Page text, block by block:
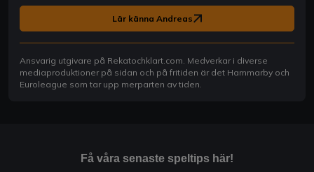
Lär känna Andreas
Ansvarig utgivare på Rekatochklart.com. Medverkar i diverse
mediaproduktioner på sidan och på fritiden är det Hammarby och
Euroleague som tar upp merparten av tiden.
Få våra senaste speltips här!